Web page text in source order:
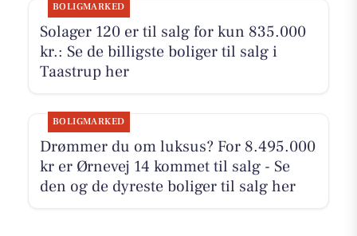
BOLIGMARKED
Solager 120 er til salg for kun 835.000
kr.: Se de billigste boliger til salg i
Taastrup her
BOLIGMARKED
Drømmer du om luksus? For 8.495.000
kr er Ørnevej 14 kommet til salg - Se
den og de dyreste boliger til salg her